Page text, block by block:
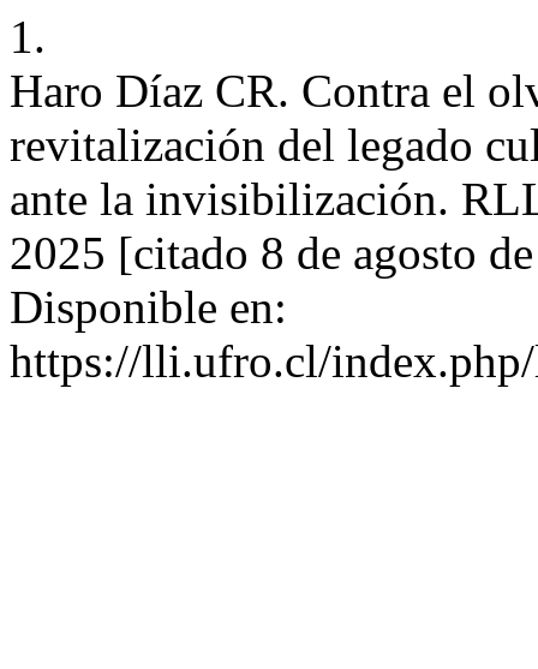
1.
Haro Díaz CR. Contra el
revitalización del legado
ante la invisibilización.
2025 [citado 8 de agosto
Disponible en:
https://lli.ufro.cl/